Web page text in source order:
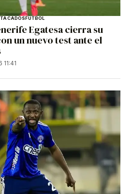
FÚTBOL
Egatesa cierra su
un nuevo test ante el